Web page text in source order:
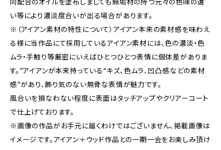
同配合のオイルを塗布しましても無垢材の持つ元々の色味の違
い等により濃淡度合いが出る場合があります。
※（アイアン素材の特性について）アイアン本来の素材感を味わえ
る様に当作品にて採用しているアイアン素材には、色の濃淡・色
ムラ・手触り等厳密にいえばひとつひとつ表情に個体差がありま
す。”アイアンが本来持っている“キズ、色ムラ、凹凸感などの素材
感”があり、飾り気のない無骨な表情が魅力です。
風合いを損なわない程度に表面はタッチアップやクリアーコート
で仕上げております。
※画像の作品がお手元に届くわけではございません、掲載画像は
イメージです。アイアン＋ウッド作品との一期一会をお楽しみ頂け